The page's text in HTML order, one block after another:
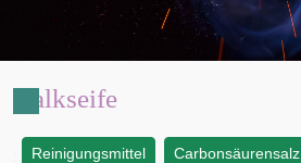
Kalkseife
Reinigungsmittel Carbonsäurensalz